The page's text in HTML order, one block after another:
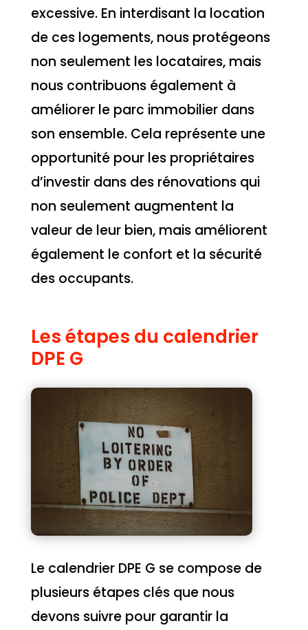
excessive. En interdisant la location
de ces logements, nous protégeons
non seulement les locataires, mais
nous contribuons également à
améliorer le parc immobilier dans
son ensemble. Cela représente une
opportunité pour les propriétaires
d’investir dans des rénovations qui
non seulement augmentent la
valeur de leur bien, mais améliorent
également le confort et la sécurité
des occupants.
Les étapes du calendrier
DPE G
Le calendrier DPE G se compose de
plusieurs étapes clés que nous
devons suivre pour garantir la